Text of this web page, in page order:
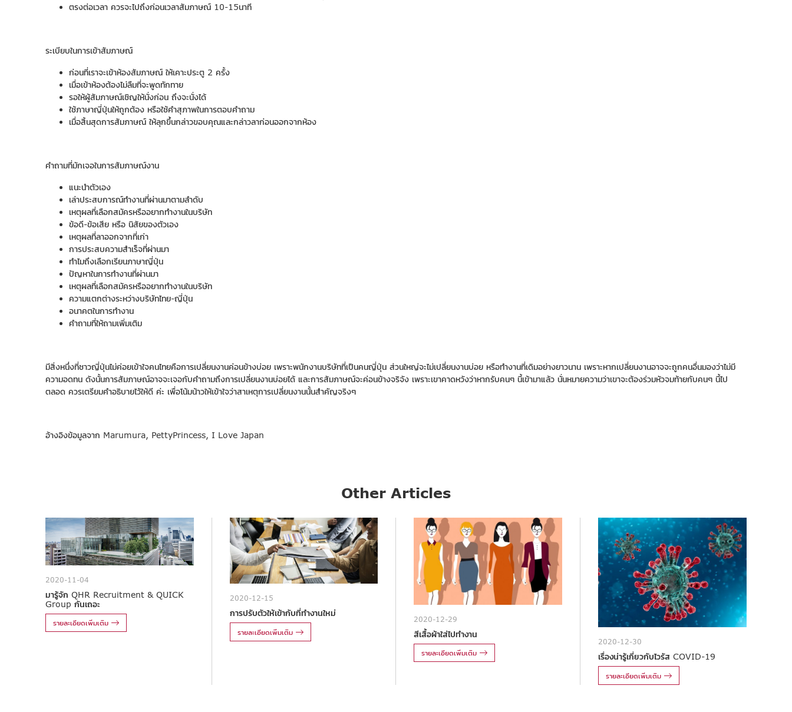
ตรงต่อเวลา ควรจะไปถึงก่อนเวลาสัมภาษณ์ 10-15นาที
ระเบียบในการเข้าสัมภาษณ์
ก่อนที่เราจะเข้าห้องสัมภาษณ์ ให้เคาะประตู 2 ครั้ง
เมื่อเข้าห้องต้องไม่ลืมที่จะพูดทักทาย
รอให้ผู้สัมภาษณ์เชิญให้นั่งก่อน ถึงจะนั่งได้
ใช้ภาษาญี่ปุ่นให้ถูกต้อง หรือใช้คำสุภาพในการตอบคำถาม
เมื่อสิ้นสุดการสัมภาษณ์ ให้ลุกขึ้นกล่าวขอบคุณและกล่าวลาก่อนออกจากห้อง
คำถามที่มักเจอในการสัมภาษณ์งาน
แนะนำตัวเอง
เล่าประสบการณ์ทำงานที่ผ่านมาตามลำดับ
เหตุผลที่เลือกสมัครหรืออยากทำงานในบริษัท
ข้อดี-ข้อเสีย หรือ นิสัยของตัวเอง
เหตุผลที่ลาออกจากที่เก่า
การประสบความสำเร็จที่ผ่านมา
ทำไมถึงเลือกเรียนภาษาญี่ปุ่น
ปัญหาในการทำงานที่ผ่านมา
เหตุผลที่เลือกสมัครหรืออยากทำงานในบริษัท
ความแตกต่างระหว่างบริษัทไทย-ญี่ปุ่น
อนาคตในการทำงาน
คำถามที่ให้ถามเพิ่มเติม
มีสิ่งหนึ่งที่ชาวญี่ปุ่นไม่ค่อยเข้าใจคนไทยคือการเปลี่ยนงานค่อนข้างบ่อย เพราะพนักงานบริษัทที่เป็นคนญี่ปุ่น ส่วนใหญ่จะไม่เปลี่ยนงานบ่อย หรือทำงานที่เดิมอย่างยาวนาน เพราะหากเปลี่ยนงานอาจจะถูกคนอื่นมองว่าไม่มี
ความอดทน ดังนั้นการสัมภาษณ์อาจจะเจอกับคำถามถึงการเปลี่ยนงานบ่อยได้ และการสัมภาษณ์จะค่อนข้างจริจัง เพราะเขาคาดหวังว่าหากรับคนๆ นี้เข้ามาแล้ว นั่นหมายความว่าเขาจะต้องร่วมหัวจมท้ายกับคนๆ นี้ไป
ตลอด ควรเตรียมคำอธิบายไว้ให้ดี ค่ะ เพื่อโน้มน้าวให้เข้าใจว่าสาเหตุการเปลี่ยนงานนั้นสำคัญจริงๆ
อ้างอิงข้อมูลจาก Marumura, PettyPrincess, I Love Japan
Other Articles
2020-11-04
มารู้จัก QHR Recruitment & QUICK
Group กันเถอะ
รายละเอียดเพิ่มเติม
2020-12-15
การปรับตัวให้เข้ากับที่ทำงานใหม่
รายละเอียดเพิ่มเติม
2020-12-29
สีเสื้อผ้าใส่ไปทำงาน
รายละเอียดเพิ่มเติม
2020-12-30
เรื่องน่ารู้เกี่ยวกับไวรัส COVID-19
รายละเอียดเพิ่มเติม